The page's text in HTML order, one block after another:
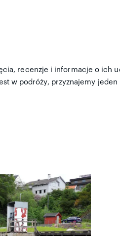
recenzje i informacje o ich
w podróży, przyznajemy